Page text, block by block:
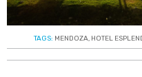
TAGS: MENDOZA, HOTEL